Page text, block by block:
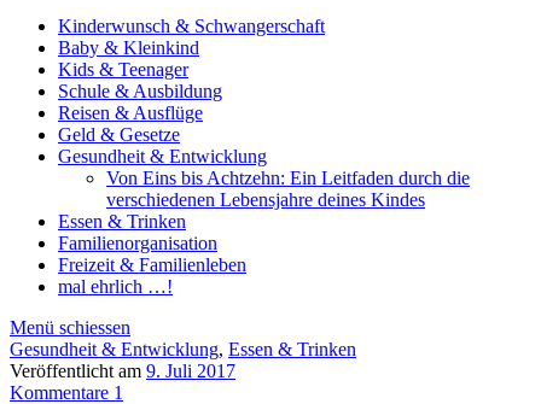
Kinderwunsch & Schwangerschaft
Baby & Kleinkind
Kids & Teenager
Schule & Ausbildung
Reisen & Ausflüge
Geld & Gesetze
Gesundheit & Entwicklung
Von Eins bis Achtzehn: Ein Leitfaden durch die
verschiedenen Lebensjahre deines Kindes
Essen & Trinken
Familienorganisation
Freizeit & Familienleben
mal ehrlich …!
Menü schiessen
Gesundheit & Entwicklung, Essen & Trinken
Veröffentlicht am 9. Juli 2017
Kommentare 1